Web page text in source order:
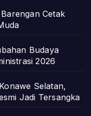
Cetak
Budaya
2026
Selatan,
Jadi Tersangka